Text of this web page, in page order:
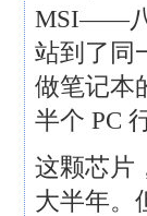
MSI——八
站到了同
做笔记本
半个 PC
这颗芯片
大半年。